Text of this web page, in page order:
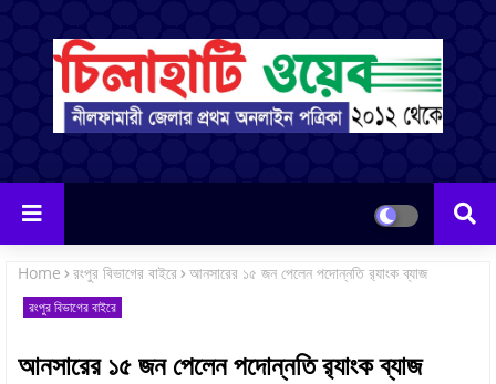
Home রংপুর বিভাগের বাইরে আনসারের ১৫ জন পেলেন পদোন্নতি র‍্যাংক ব্যাজ
রংপুর বিভাগের বাইরে
আনসারের ১৫ জন পেলেন পদোন্নতি র‍্যাংক ব্যাজ